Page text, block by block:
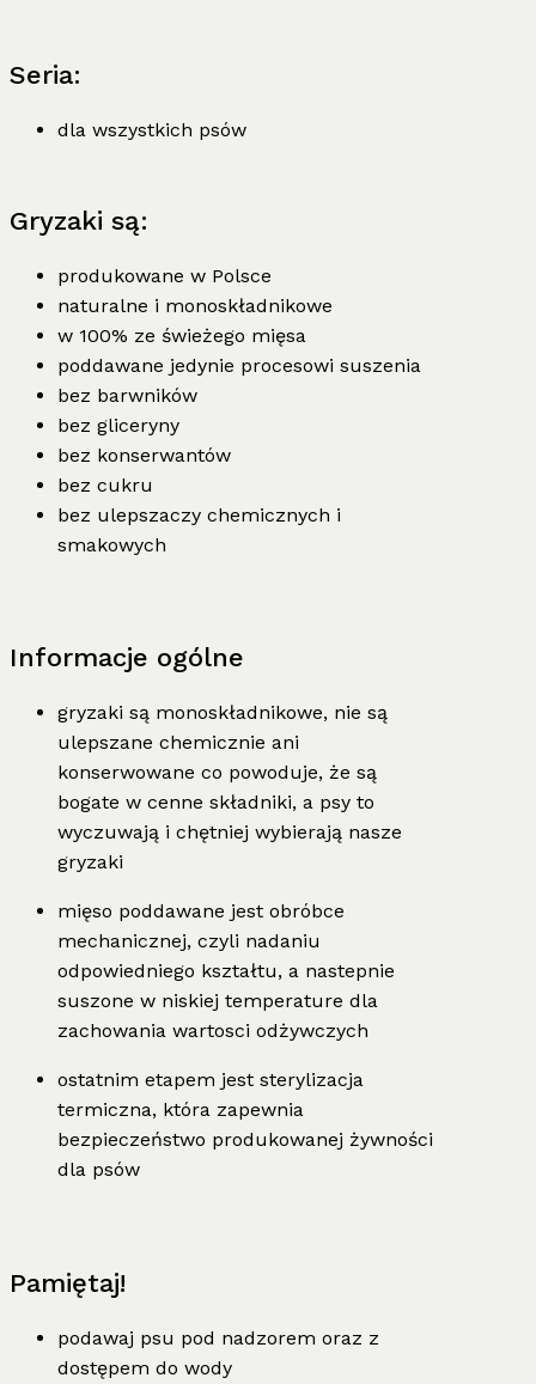
Seria:
dla wszystkich psów
Gryzaki są:
produkowane w Polsce
naturalne i monoskładnikowe
w 100% ze świeżego mięsa
poddawane jedynie procesowi suszenia
bez barwników
bez gliceryny
bez konserwantów
bez cukru
bez ulepszaczy chemicznych i
smakowych
Informacje ogólne
gryzaki są monoskładnikowe, nie są
ulepszane chemicznie ani
konserwowane co powoduje, że są
bogate w cenne składniki, a psy to
wyczuwają i chętniej wybierają nasze
gryzaki
mięso poddawane jest obróbce
mechanicznej, czyli nadaniu
odpowiedniego kształtu, a nastepnie
suszone w niskiej temperature dla
zachowania wartosci odżywczych
ostatnim etapem jest sterylizacja
termiczna, która zapewnia
bezpieczeństwo produkowanej żywności
dla psów
Pamiętaj!
podawaj psu pod nadzorem oraz z
dostępem do wody